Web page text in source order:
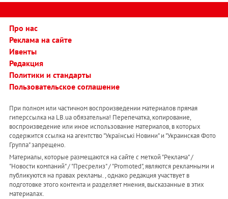
Про нас
Реклама на сайте
Ивенты
Редакция
Политики и стандарты
Пользовательское соглашение
При полном или частичном воспроизведении материалов прямая
гиперссылка на LB.ua обязательна! Перепечатка, копирование,
воспроизведение или иное использование материалов, в которых
содержится ссылка на агентство "Українськi Новини" и "Украинская Фото
Группа" запрещено.
Материалы, которые размещаются на сайте с меткой "Реклама" /
"Новости компаний" / "Пресрелиз" / "Promoted", являются рекламными и
публикуются на правах рекламы. , однако редакция участвует в
подготовке этого контента и разделяет мнения, высказанные в этих
материалах.